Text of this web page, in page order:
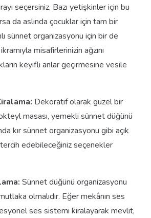
seçersiniz. Bazı yetişkinler için bu
da aslında çocuklar için tam bir
sünnet organizasyonu için bir de
misafirlerinizin ağzını
keyifli anlar geçirmesine vesile
Dekoratif olarak güzel bir
masası, yemekli sünnet düğünü
kır sünnet organizasyonu gibi açık
edebileceğiniz seçenekler
Sünnet düğünü organizasyonu
olmalıdır. Eğer mekânın ses
ses sistemi kiralayarak mevlit,